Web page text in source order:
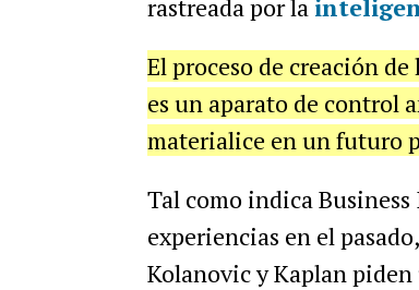
rastreada por la
El proceso de creación
es un aparato de control
materialice en un futuro
Tal como indica
experiencias en el
Kolanovic y Kaplan